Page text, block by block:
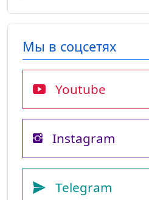
Мы в соцсетях
Youtube
Instagram
Telegram